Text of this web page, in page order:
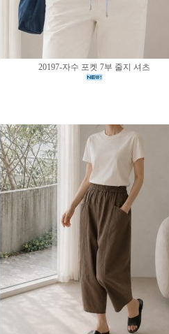
20197-자수 포켓 7부 줄지 셔츠